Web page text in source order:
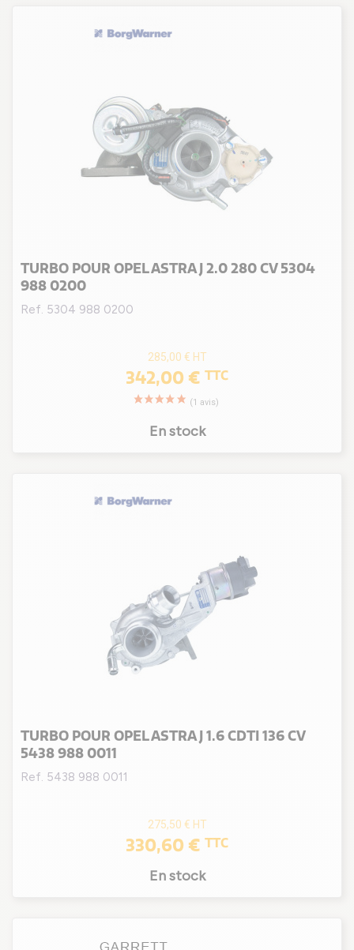
TURBO POUR OPEL ASTRA J 2.0 280 CV 5304
988 0200
Ref. 5304 988 0200
285,00 € HT
342,00 € TTC
En stock
TURBO POUR OPEL ASTRA J 1.6 CDTI 136 CV
5438 988 0011
Ref. 5438 988 0011
275,50 € HT
330,60 € TTC
En stock